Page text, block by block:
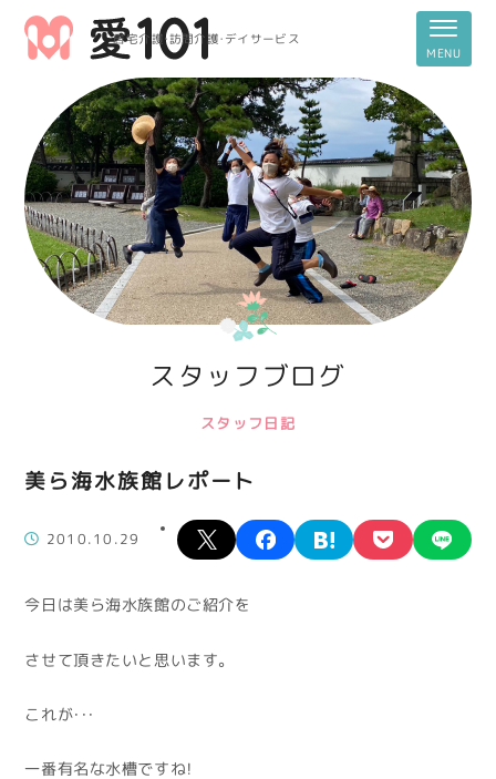
居宅介護・訪問介護・デイサービス
スタッフブログ
スタッフ日記
美ら海水族館レポート
2010.10.29
X facebookhatena pocket
今日は美ら海水族館のご紹介を
させて頂きたいと思います。
これが・・・
一番有名な水槽ですね！